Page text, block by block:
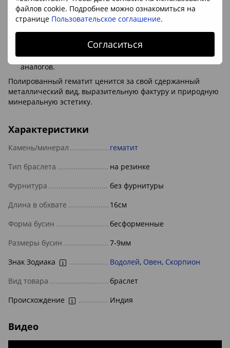
файлов cookie. Подробнее можно ознакомиться на
странице Пользовательское соглашение.
Согласиться
оттенка;
высокая плотность минерала — натуральный гематит
ощутимо тяжелее большинства имитаций;
отсутствие слишком яркого хромированного блеска,
характерного для окрашенных или синтетических
аналогов.
Полированный гематит ценится за свой сдержанный
металлический вид, выразительную фактуру и природную
минеральную эстетику.
Характеристики
Камень/минерал
гематит
Тип браслета
на резинке
Фурнитура
без фурнитуры
Длина в обхвате
16см
Форма бусин
бесформенные
Размеры бусин
7-9мм
Знак Зодиака
Водолей, Овен, Скорпион
Вид товара
браслет
Происхождение
Индия
Видео